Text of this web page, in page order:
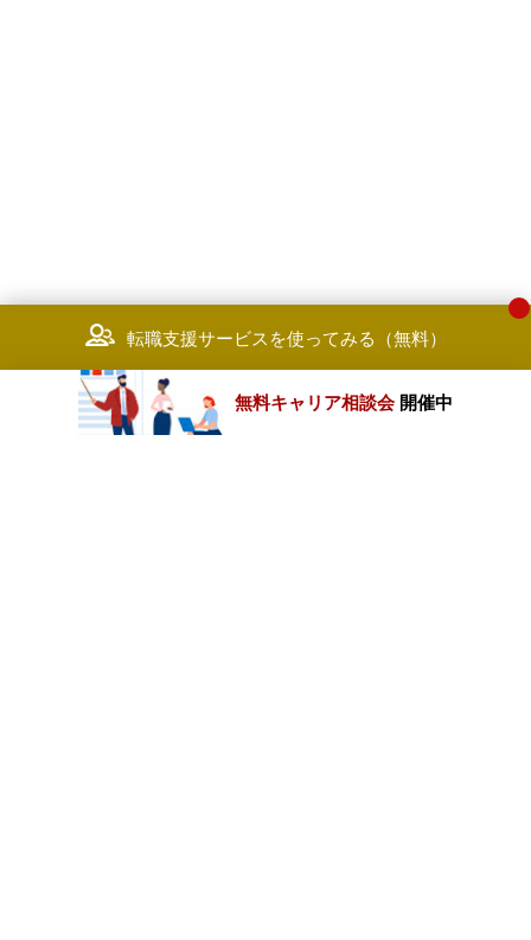
転職支援サービスを使ってみる（無料）
無料キャリア相談会 開催中